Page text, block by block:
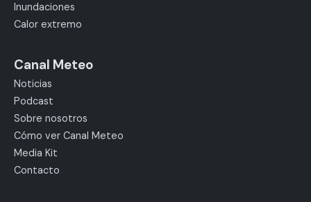
Inundaciones
Calor extremo
Canal Meteo
Noticias
Podcast
Sobre nosotros
Cómo ver Canal Meteo
Media Kit
Contacto